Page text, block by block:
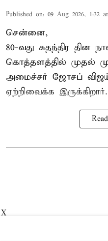
Published on: 09 Aug 2026, 1:32
சென்னை,
80-வது சுதந்திர தின
கொத்தளத்தில் முதல்
அமைச்சர் ஜோசப்
ஏற்றிவைக்க இருக்கிறார்.
X